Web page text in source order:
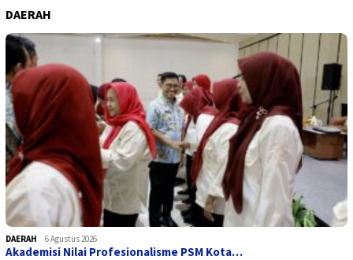
DAERAH
DAERAH 6 Agustus 2026
Akademisi Nilai Profesionalisme PSM Kota…